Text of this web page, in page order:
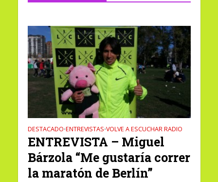
DESTACADO•ENTREVISTAS•VOLVE A ESCUCHAR RADIO
ENTREVISTA – Miguel
Bárzola “Me gustaría correr
la maratón de Berlín”